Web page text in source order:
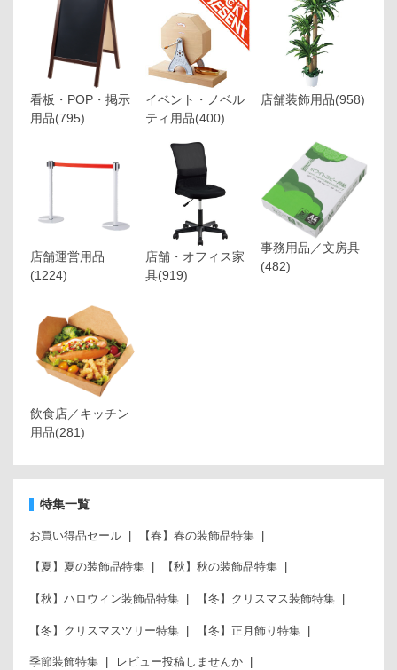
看板・POP・掲示
用品(795)
イベント・ノベル
ティ用品(400)
店舗装飾用品(958)
店舗運営用品
(1224)
店舗・オフィス家
具(919)
事務用品／文房具
(482)
飲食店／キッチン
用品(281)
特集一覧
お買い得品セール 【春】春の装飾品特集
【夏】夏の装飾品特集 【秋】秋の装飾品特集
【秋】ハロウィン装飾品特集 【冬】クリスマス装飾特集
【冬】クリスマスツリー特集 【冬】正月飾り特集
季節装飾特集 レビュー投稿しませんか